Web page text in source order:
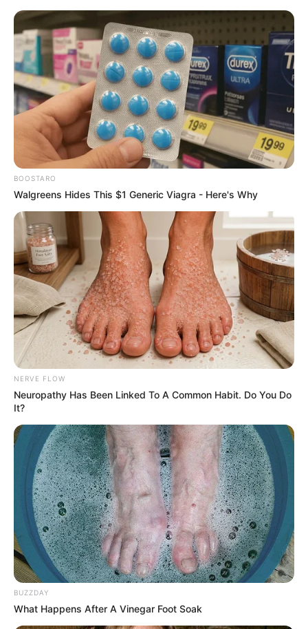
HOME
INSPIRASI
STYLE
FILM &
SERIES
NGAKAK
QUOTES
HYPE
MORE
BOOSTARO
Walgreens Hides This $1 Generic Viagra - Here's Why
NERVE FLOW
Neuropathy Has Been Linked To A Common Habit. Do You Do
It?
BUZZDAY
What Happens After A Vinegar Foot Soak